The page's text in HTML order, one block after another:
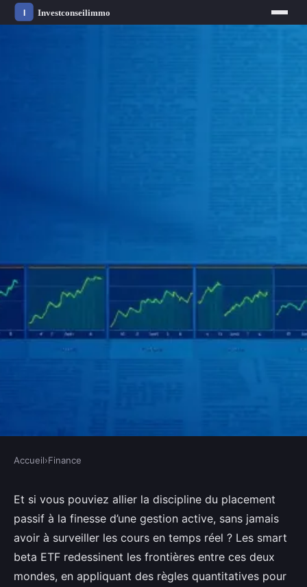
Top 10 smart beta ETF pour
maximiser votre portefeuille
d'investissement
Victor•07/04/2026 20:31 •9 min de lecture
Accueil›Finance
Et si vous pouviez allier la discipline du placement
passif à la finesse d’une gestion active, sans jamais
avoir à surveiller les cours en temps réel ? Les smart
beta ETF redessinent les frontières entre ces deux
mondes, en appliquant des règles quantitatives pour